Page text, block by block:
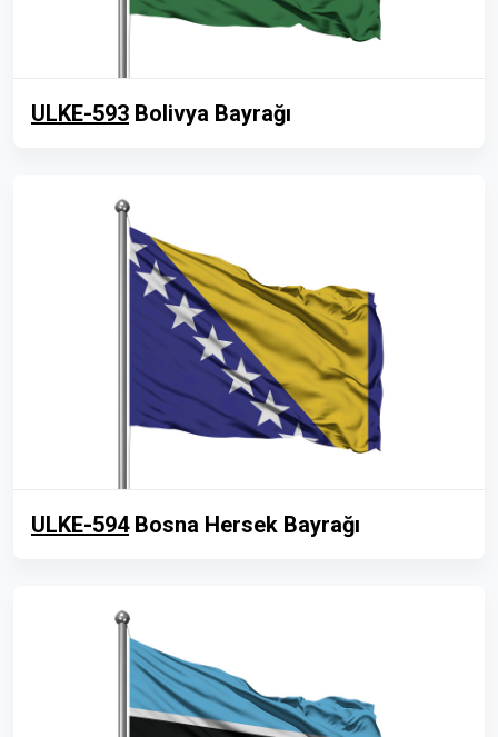
ULKE-593 Bolivya Bayrağı
ULKE-594Bosna Hersek Bayrağı